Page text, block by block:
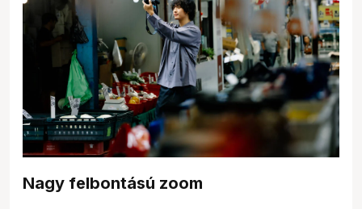
Nagy felbontású zoom